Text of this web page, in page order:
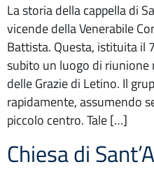
La storia della cappella di
vicende della Venerabile
Battista. Questa, istituita il
subito un luogo di riunione
delle Grazie di Letino. Il
rapidamente, assumendo
piccolo centro. Tale […]
Chiesa di